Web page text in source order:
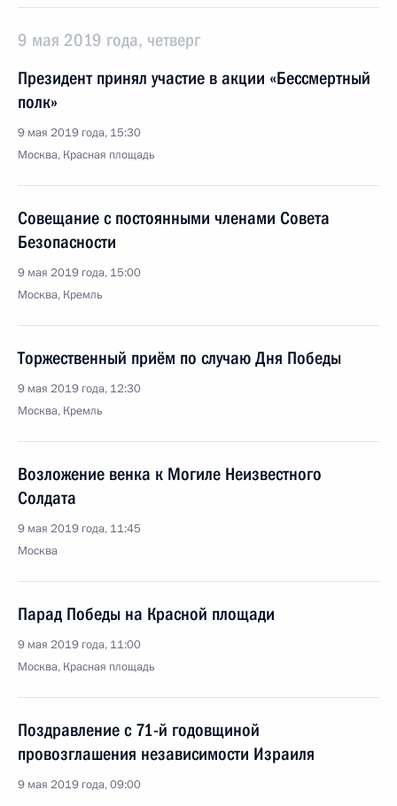
9 мая 2019 года, четверг
Президент принял участие в акции «Бессмертный
полк»
9 мая 2019 года, 15:30
Москва, Красная площадь
Совещание с постоянными членами Совета
Безопасности
9 мая 2019 года, 15:00
Москва, Кремль
Торжественный приём по случаю Дня Победы
9 мая 2019 года, 12:30
Москва, Кремль
Возложение венка к Могиле Неизвестного
Солдата
9 мая 2019 года, 11:45
Москва
Парад Победы на Красной площади
9 мая 2019 года, 11:00
Москва, Красная площадь
Поздравление с 71-й годовщиной
провозглашения независимости Израиля
9 мая 2019 года, 09:00